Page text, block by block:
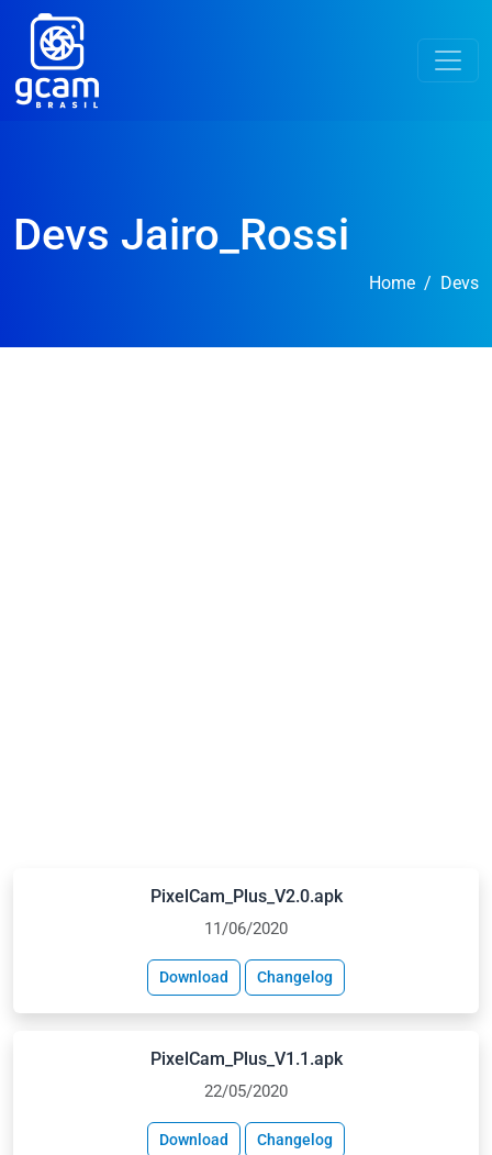
Devs Jairo_Rossi
Home Devs
PixelCam_Plus_V2.0.apk
11/06/2020
Download Changelog
PixelCam_Plus_V1.1.apk
22/05/2020
Download Changelog